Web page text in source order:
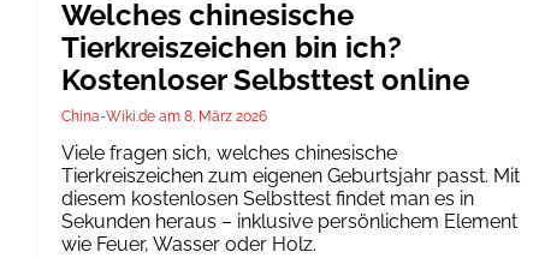
Welches chinesische
Tierkreiszeichen bin ich?
Kostenloser Selbsttest online
China-Wiki.de 8. März 2026
Viele fragen sich, welches chinesische
Tierkreiszeichen zum eigenen Geburtsjahr passt. Mit
diesem kostenlosen Selbsttest findet man es in
Sekunden heraus – inklusive persönlichem Element
wie Feuer, Wasser oder Holz.